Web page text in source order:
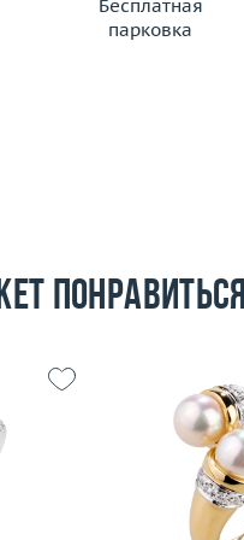
Бесплатная
парковка
понравиться
Материал